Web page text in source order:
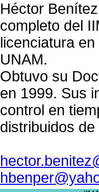
Héctor
completo del
licenciatura
UNAM.
Obtuvo su
en 1999. Sus
control en
distribuidos